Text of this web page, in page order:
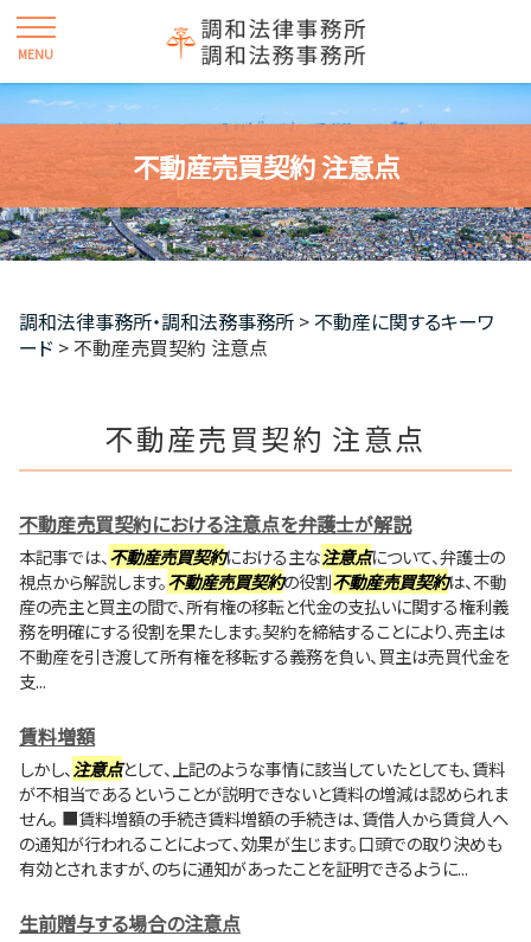
不動産売買契約 注意点
調和法律事務所・調和法務事務所 >不動産に関するキーワ
ード > 不動産売買契約 注意点
不動産売買契約 注意点
不動産売買契約における注意点を弁護士が解説
本記事では、不動産売買契約における主な注意点について、弁護士の
視点から解説します。不動産売買契約の役割不動産売買契約は、不動
産の売主と買主の間で、所有権の移転と代金の支払いに関する権利義
務を明確にする役割を果たします。契約を締結することにより、売主は
不動産を引き渡して所有権を移転する義務を負い、買主は売買代金を
支...
賃料増額
しかし、 注意点として、上記のような事情に該当していたとしても、賃料
が不相当であるということが説明できないと賃料の増減は認められま
せん。 ■賃料増額の手続き賃料増額の手続きは、賃借人から賃貸人へ
の通知が行われることによって、効果が生じます。口頭での取り決めも
有効とされますが、のちに通知があったことを証明できるように...
生前贈与する場合の注意点